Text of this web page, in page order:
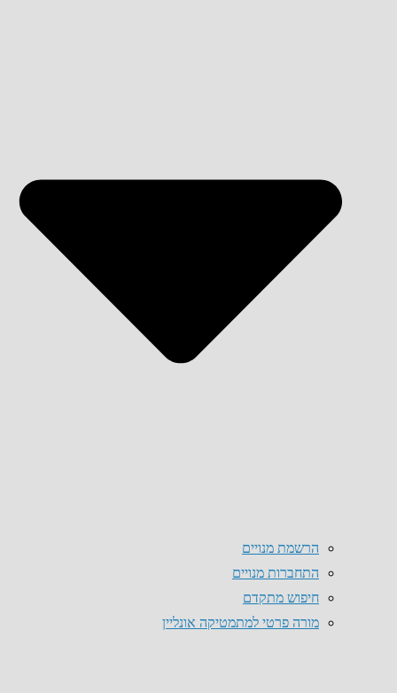
הרשמת מנויים
התחברות מנויים
חיפוש מתקדם
מורה פרטי למתמטיקה אונליין